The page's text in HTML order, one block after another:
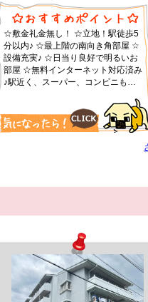
☆敷金礼金無し！ ☆立地！駅徒歩5
分以内♪ ☆最上階の南向き角部屋 ☆
設備充実♪ ☆日当り良好で明るいお
部屋 ☆無料インターネット対応済み
♪駅近く、スーパー、コンビニも周
料：新賃料0.275ヶ月(税込)